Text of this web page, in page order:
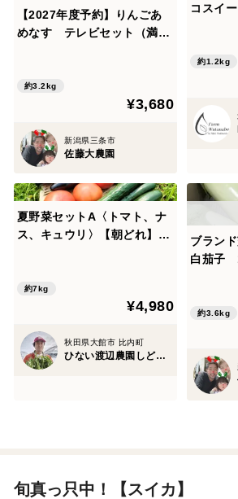
【2027年度予約】りんごあ
めなす テレビセット（満天
約3.2kg
¥3,680
新潟県三条市
佐藤大農園
コスイ
約1.2kg
夏野菜セットA〈トマト、ナ
ス、キュウリ〉【朝どれ】
約7kg
¥4,980
秋田県大館市 比内町
ひない渡辺農園しどけ村
ブラン
白茄子
約3.6kg
旬真っ只中！【スイカ】